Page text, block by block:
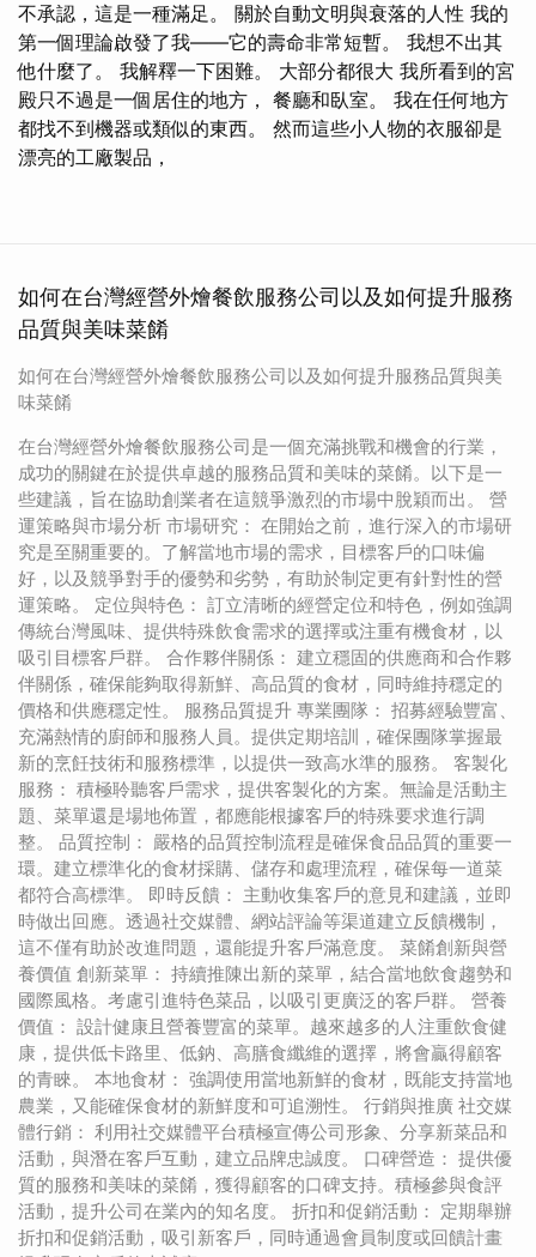
不承認，這是一種滿足。 關於自動文明與衰落的人性 我的
第一個理論啟發了我——它的壽命非常短暫。 我想不出其
他什麼了。 我解釋一下困難。 大部分都很大 我所看到的宮
殿只不過是一個居住的地方， 餐廳和臥室。 我在任何地方
都找不到機器或類似的東西。 然而這些小人物的衣服卻是
漂亮的工廠製品，
如何在台灣經營外燴餐飲服務公司以及如何提升服務
品質與美味菜餚
如何在台灣經營外燴餐飲服務公司以及如何提升服務品質與美
味菜餚
在台灣經營外燴餐飲服務公司是一個充滿挑戰和機會的行業，
成功的關鍵在於提供卓越的服務品質和美味的菜餚。以下是一
些建議，旨在協助創業者在這競爭激烈的市場中脫穎而出。 營
運策略與市場分析 市場研究： 在開始之前，進行深入的市場研
究是至關重要的。了解當地市場的需求，目標客戶的口味偏
好，以及競爭對手的優勢和劣勢，有助於制定更有針對性的營
運策略。 定位與特色： 訂立清晰的經營定位和特色，例如強調
傳統台灣風味、提供特殊飲食需求的選擇或注重有機食材，以
吸引目標客戶群。 合作夥伴關係： 建立穩固的供應商和合作夥
伴關係，確保能夠取得新鮮、高品質的食材，同時維持穩定的
價格和供應穩定性。 服務品質提升 專業團隊： 招募經驗豐富、
充滿熱情的廚師和服務人員。提供定期培訓，確保團隊掌握最
新的烹飪技術和服務標準，以提供一致高水準的服務。 客製化
服務： 積極聆聽客戶需求，提供客製化的方案。無論是活動主
題、菜單還是場地佈置，都應能根據客戶的特殊要求進行調
整。 品質控制： 嚴格的品質控制流程是確保食品品質的重要一
環。建立標準化的食材採購、儲存和處理流程，確保每一道菜
都符合高標準。 即時反饋： 主動收集客戶的意見和建議，並即
時做出回應。透過社交媒體、網站評論等渠道建立反饋機制，
這不僅有助於改進問題，還能提升客戶滿意度。 菜餚創新與營
養價值 創新菜單： 持續推陳出新的菜單，結合當地飲食趨勢和
國際風格。考慮引進特色菜品，以吸引更廣泛的客戶群。 營養
價值： 設計健康且營養豐富的菜單。越來越多的人注重飲食健
康，提供低卡路里、低鈉、高膳食纖維的選擇，將會贏得顧客
的青睞。 本地食材： 強調使用當地新鮮的食材，既能支持當地
農業，又能確保食材的新鮮度和可追溯性。 行銷與推廣 社交媒
體行銷： 利用社交媒體平台積極宣傳公司形象、分享新菜品和
活動，與潛在客戶互動，建立品牌忠誠度。 口碑營造： 提供優
質的服務和美味的菜餚，獲得顧客的口碑支持。積極參與食評
活動，提升公司在業內的知名度。 折扣和促銷活動： 定期舉辦
折扣和促銷活動，吸引新客戶，同時通過會員制度或回饋計畫